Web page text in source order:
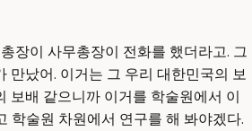
장이 사무총장이 전화를 했더라고. 그
만났어. 이거는 그 우리 대한민국의 보
보배 같으니까 이거를 학술원에서 이
학술원 차원에서 연구를 해 봐야겠다.